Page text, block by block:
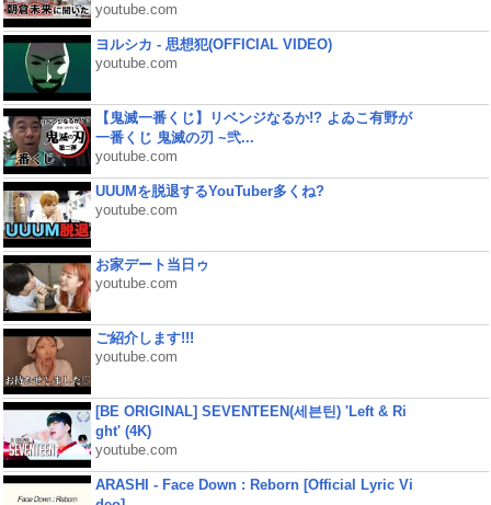
youtube.com
ヨルシカ - 思想犯(OFFICIAL VIDEO)
youtube.com
【鬼滅一番くじ】リベンジなるか!? よゐこ有野が
一番くじ 鬼滅の刃 ~弐...
youtube.com
UUUMを脱退するYouTuber多くね?
youtube.com
お家デート当日ゥ
youtube.com
ご紹介します!!!
youtube.com
[BE ORIGINAL] SEVENTEEN(세븐틴) 'Left & Ri
ght' (4K)
youtube.com
ARASHI - Face Down : Reborn [Official Lyric Vi